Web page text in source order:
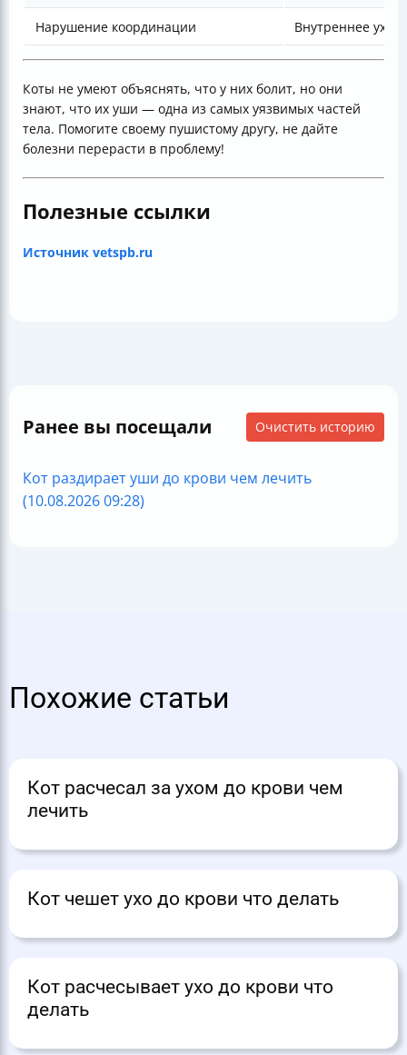
Нарушение координации Внутреннее ухо,
Коты не умеют объяснять, что у них болит, но они
знают, что их уши — одна из самых уязвимых частей
тела. Помогите своему пушистому другу, не дайте
болезни перерасти в проблему!
Полезные ссылки
Источник vetspb.ru
Ранее вы посещали Очистить историю
Кот раздирает уши до крови чем лечить
(10.08.2026 09:28)
Похожие статьи
Кот расчесал за ухом до крови чем
лечить
Кот чешет ухо до крови что делать
Кот расчесывает ухо до крови что
делать